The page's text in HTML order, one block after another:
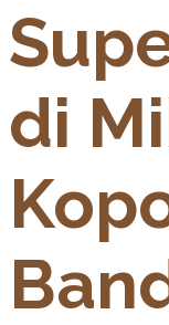
di